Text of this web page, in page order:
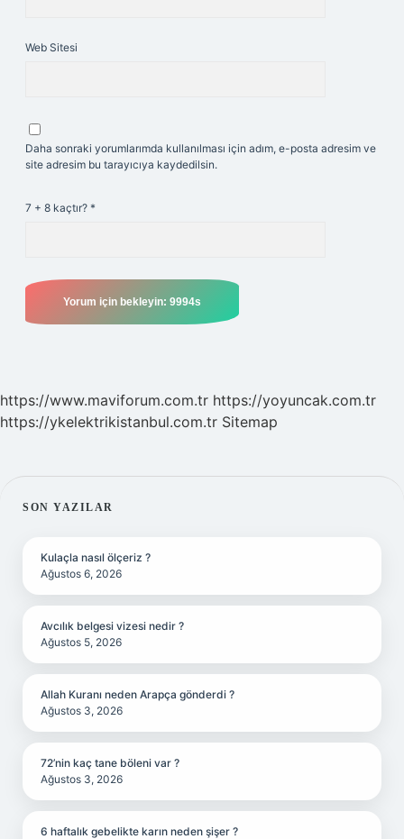
Web Sitesi
Daha sonraki yorumlarımda kullanılması için adım, e-posta adresim ve
site adresim bu tarayıcıya kaydedilsin.
7 + 8 kaçtır? *
https://www.maviforum.com.tr https://yoyuncak.com.tr
https://ykelektrikistanbul.com.tr Sitemap
SIDEBAR
SON YAZILAR
Kulaçla nasıl ölçeriz ?
Ağustos 6, 2026
Avcılık belgesi vizesi nedir ?
Ağustos 5, 2026
Allah Kuranı neden Arapça gönderdi ?
Ağustos 3, 2026
72’nin kaç tane böleni var ?
Ağustos 3, 2026
6 haftalık gebelikte karın neden şişer ?